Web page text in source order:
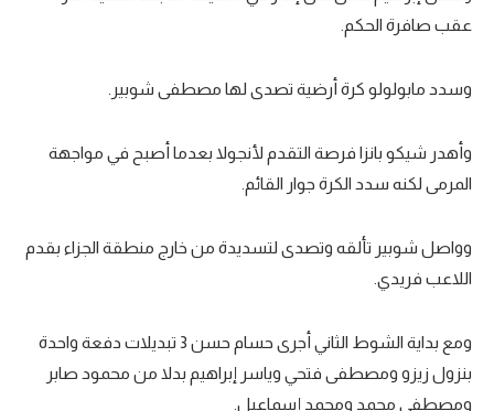
عقب صافرة الحكم.
وسدد مابولولو كرة أرضية تصدى لها مصطفى شوبير.
وأهدر شيكو بانزا فرصة التقدم لأنجولا بعدما أصبح في مواجهة
المرمى لكنه سدد الكرة جوار القائم.
وواصل شوبير تألقه وتصدى لتسديدة من خارج منطقة الجزاء بقدم
اللاعب فريدي.
ومع بداية الشوط الثاني أجرى حسام حسن 3 تبديلات دفعة واحدة
بنزول زيزو ومصطفى فتحي وياسر إبراهيم بدلا من محمود صابر
ومصطفى محمد ومحمد إسماعيل.